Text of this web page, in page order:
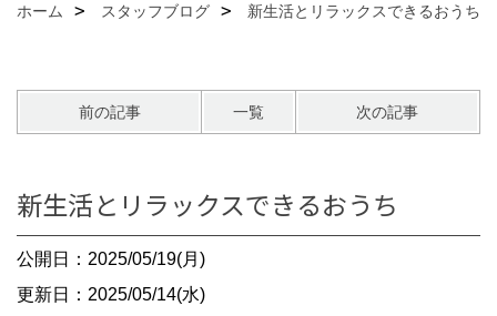
ホーム スタッフブログ 新生活とリラックスできるおうち
前の記事 一覧 次の記事
新生活とリラックスできるおうち
公開日：2025/05/19(月)
更新日：2025/05/14(水)